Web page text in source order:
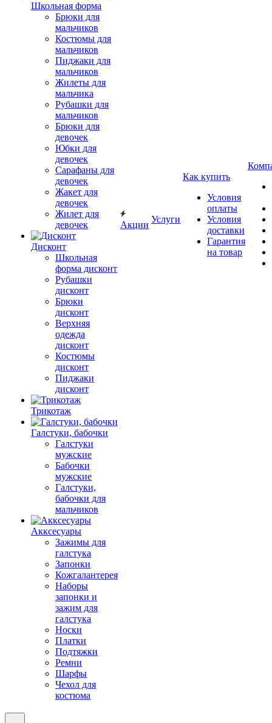
Школьная форма
Брюки для
мальчиков
Костюмы для
мальчиков
Пиджаки для
мальчиков
Жилеты для
мальчика
Рубашки для
мальчиков
Брюки для
девочек
Юбки для
девочек
Сарафаны для
девочек
Жакет для
девочек
Жилет для
девочек
Дисконт
Школьная
форма дисконт
Рубашки
дисконт
Брюки
дисконт
Верхняя
одежда
дисконт
Костюмы
дисконт
Пиджаки
дисконт
Трикотаж
Галстуки, бабочки
Галстуки
мужские
Бабочки
мужские
Галстуки,
бабочки для
мальчиков
Акксесуары
Зажимы для
галстука
Запонки
Кожгалантерея
Наборы
запонки и
зажим для
галстука
Носки
Платки
Подтяжки
Ремни
Шарфы
Чехол для
костюма
Акции
Услуги
Как купить
Условия
оплаты
Условия
доставки
Гарантия
на товар